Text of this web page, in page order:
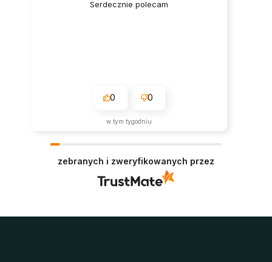
Serdecznie polecam
0 0
w tym tygodniu
zebranych i zweryfikowanych przez